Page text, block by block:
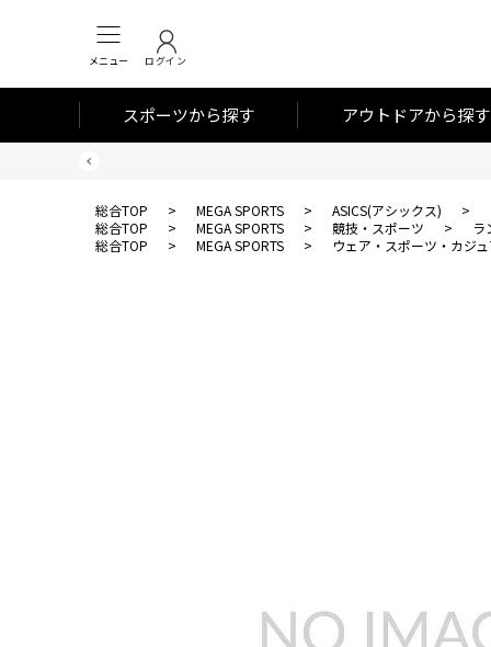
メニュー ログイン
スポーツから探す アウトドアから探す
総合TOP > MEGA SPORTS > ASICS(アシックス) >
総合TOP
> MEGA SPORTS > 競技・スポーツ > ラ
総合TOP
> MEGA SPORTS > ウェア・スポーツ・カジ